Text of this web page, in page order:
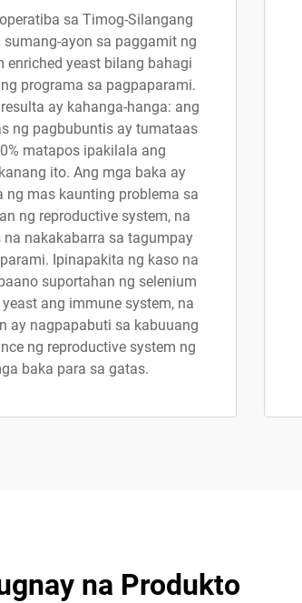
sa Timog-Silangang
sumang-ayon sa paggamit ng
enriched yeast bilang bahagi
programa sa pagpaparami.
ay kahanga-hanga: ang
ng pagbubuntis ay tumataas
matapos ipakilala ang
ito. Ang mga baka ay
ng mas kaunting problema sa
ng reproductive system, na
na nakakabarra sa tagumpay
Ipinapakita ng kaso na
suportahan ng selenium
ang immune system, na
ay nagpapabuti sa kabuuang
ng reproductive system ng
baka para sa gatas.
na Produkto